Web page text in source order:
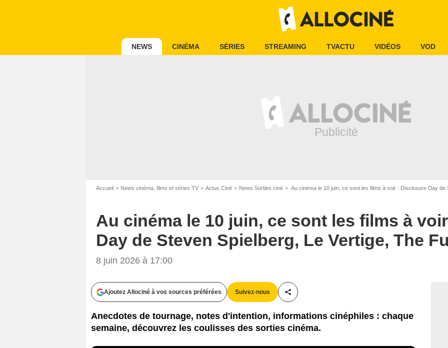
NEWS CINÉMA SÉRIES STREAMING TVACTU VIDÉOS VOD
Accueil News cinéma, films et séries TV Actus Ciné News Sorties ciné Au cinéma le 10 juin, ce sont les films à voir : Disclosure Day de
Au cinéma le 10 juin, ce sont les films à
Day de Steven Spielberg, Le Vertige, The
8 juin 2026 à 17:00
Ajoutez Allociné à vos sources préférées Suivez-nous
Partager cet article
Anecdotes de tournage, notes d'intention, informations cinéphiles : chaque
semaine, découvrez les coulisses des sorties cinéma.